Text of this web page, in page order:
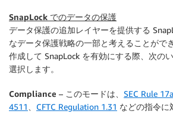
SnapLock でのデータの保護
データ保護の追加レイヤーを提供する
なデータ保護戦略の一部と考えることがで
作成して SnapLock を有効にする際、次の
選択します。
Compliance – このモードは、 SEC Rule
4511
CFTC Regulation 1.31 などの指令に